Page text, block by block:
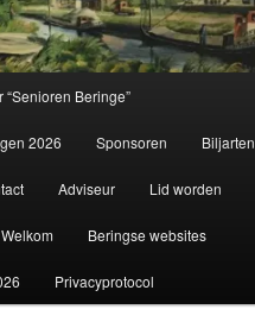
“Senioren Beringe”
2026 Sponsoren Biljarten
Adviseur Lid worden
Welkom Beringse websites
Privacyprotocol